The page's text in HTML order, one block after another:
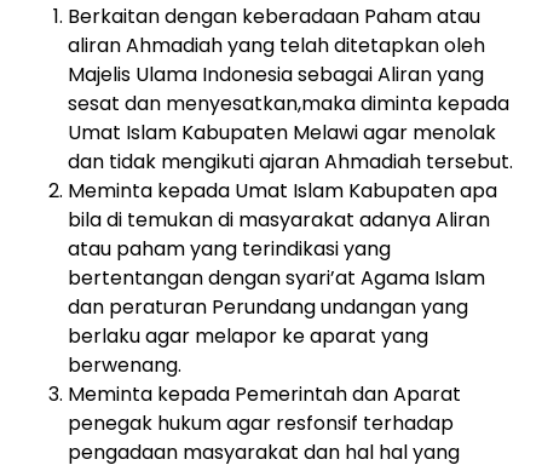
Berkaitan dengan keberadaan Paham atau
aliran Ahmadiah yang telah ditetapkan oleh
Majelis Ulama Indonesia sebagai Aliran yang
sesat dan menyesatkan,maka diminta kepada
Umat Islam Kabupaten Melawi agar menolak
dan tidak mengikuti ajaran Ahmadiah tersebut.
Meminta kepada Umat Islam Kabupaten apa
bila di temukan di masyarakat adanya Aliran
atau paham yang terindikasi yang
bertentangan dengan syari’at Agama Islam
dan peraturan Perundang undangan yang
berlaku agar melapor ke aparat yang
berwenang.
Meminta kepada Pemerintah dan Aparat
penegak hukum agar resfonsif terhadap
pengadaan masyarakat dan hal hal yang